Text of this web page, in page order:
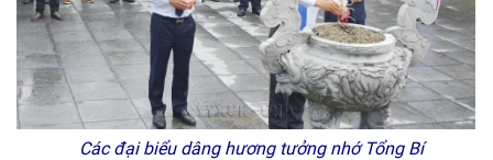
Các đại biểu dâng hương tưởng nhớ Tổng Bí